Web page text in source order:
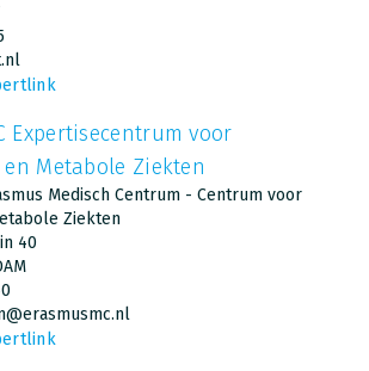
Expertisecentrum voor
en Metabole Ziekten
Medisch Centrum - Centrum voor
Ziekten
40